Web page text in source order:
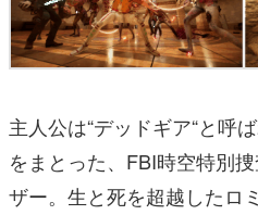
主人公は“デッドギア“と呼
をまとった、FBI時空特別
ザー。生と死を超越したロ